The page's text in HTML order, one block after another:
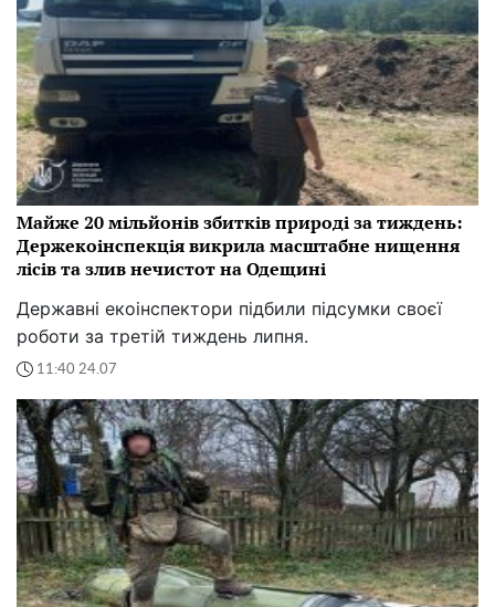
Майже 20 мільйонів збитків природі за тиждень:
Держекоінспекція викрила масштабне нищення
лісів та злив нечистот на Одещині
Державні екоінспектори підбили підсумки своєї
роботи за третій тиждень липня.
11:40 24.07